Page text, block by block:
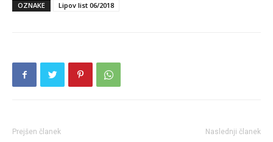
OZNAKE Lipov list 06/2018
Prejšen članek Naslednji članek